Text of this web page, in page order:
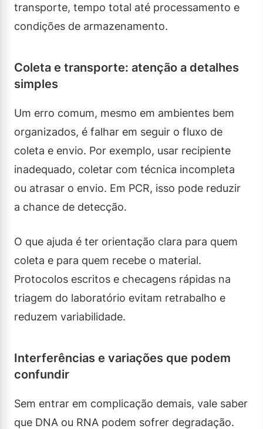
transporte, tempo total até processamento e
condições de armazenamento.
Coleta e transporte: atenção a detalhes
simples
Um erro comum, mesmo em ambientes bem
organizados, é falhar em seguir o fluxo de
coleta e envio. Por exemplo, usar recipiente
inadequado, coletar com técnica incompleta
ou atrasar o envio. Em PCR, isso pode reduzir
a chance de detecção.
O que ajuda é ter orientação clara para quem
coleta e para quem recebe o material.
Protocolos escritos e checagens rápidas na
triagem do laboratório evitam retrabalho e
reduzem variabilidade.
Interferências e variações que podem
confundir
Sem entrar em complicação demais, vale saber
que DNA ou RNA podem sofrer degradação.